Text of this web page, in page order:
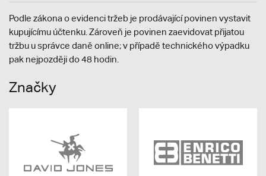
Podle zákona o evidenci tržeb je prodávající povinen vystavit
kupujícímu účtenku. Zároveň je povinen zaevidovat přijatou
tržbu u správce daně online; v případě technického výpadku
pak nejpozději do 48 hodin.
Značky